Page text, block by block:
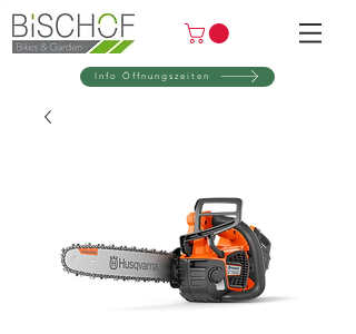
Info Öffnungszeiten